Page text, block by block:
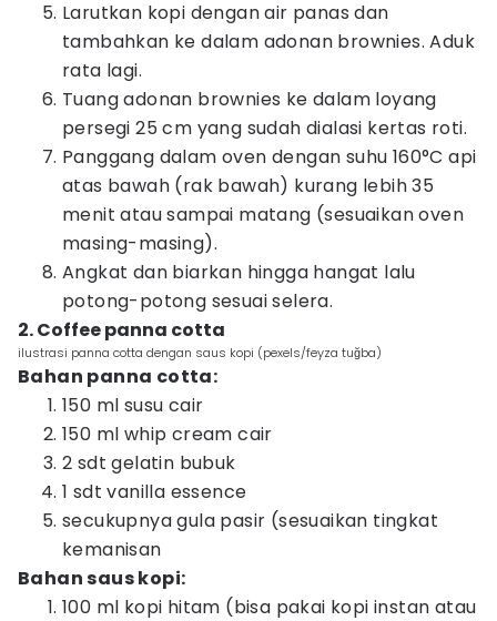
Larutkan kopi dengan air panas dan
tambahkan ke dalam adonan brownies. Aduk
rata lagi.
Tuang adonan brownies ke dalam loyang
persegi 25 cm yang sudah dialasi kertas roti.
Panggang dalam oven dengan suhu 160°C api
atas bawah (rak bawah) kurang lebih 35
menit atau sampai matang (sesuaikan oven
masing-masing).
Angkat dan biarkan hingga hangat lalu
potong-potong sesuai selera.
2. Coffee panna cotta
ilustrasi panna cotta dengan saus kopi (pexels/feyza tuğba)
Bahan panna cotta:
150 ml susu cair
150 ml whip cream cair
2 sdt gelatin bubuk
1 sdt vanilla essence
secukupnya gula pasir (sesuaikan tingkat
kemanisan
Bahan saus kopi:
100 ml kopi hitam (bisa pakai kopi instan atau